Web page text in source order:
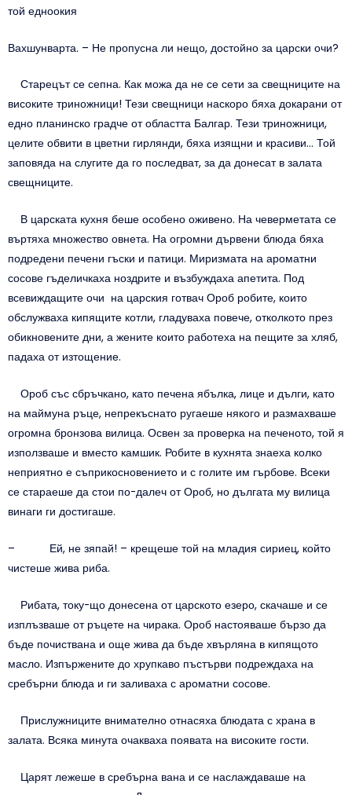
той едноокия
Вахшунварта. – Не пропусна ли нещо, достойно за царски очи?
Старецът се сепна. Как можа да не се сети за свещниците на
високите триножници! Тези свещници наскоро бяха докарани от
едно планинско градче от областта Балгар. Тези триножници,
целите обвити в цветни гирлянди, бяха изящни и красиви… Той
заповяда на слугите да го последват, за да донесат в залата
свещниците.
В царската кухня беше особено оживено. На чеверметата се
въртяха множество овнета. На огромни дървени блюда бяха
подредени печени гъски и патици. Миризмата на ароматни
сосове гъделичкаха ноздрите и възбуждаха апетита. Под
всевиждащите очи на царския готвач Ороб робите, които
обслужваха кипящите котли, гладуваха повече, отколкото през
обикновените дни, а жените които работеха на пещите за хляб,
падаха от изтощение.
Ороб със сбръчкано, като печена ябълка, лице и дълги, като
на маймуна ръце, непрекъснато ругаеше някого и размахваше
огромна бронзова вилица. Освен за проверка на печеното, той я
използваше и вместо камшик. Робите в кухнята знаеха колко
неприятно е съприкосновението и с голите им гърбове. Всеки
се стараеше да стои по-далеч от Ороб, но дългата му вилица
винаги ги достигаше.
– Ей, не зяпай! – крещеше той на младия сириец, който
чистеше жива риба.
Рибата, току-що донесена от царското езеро, скачаше и се
изплъзваше от ръцете на чирака. Ороб настояваше бързо да
бъде почиствана и още жива да бъде хвърляна в кипящото
масло. Изпържените до хрупкаво пъстърви подреждаха на
сребърни блюда и ги заливаха с ароматни сосове.
Прислужниците внимателно отнасяха блюдата с храна в
залата. Всяка минута очакваха появата на високите гости.
Царят лежеше в сребърна вана и се наслаждаваше на